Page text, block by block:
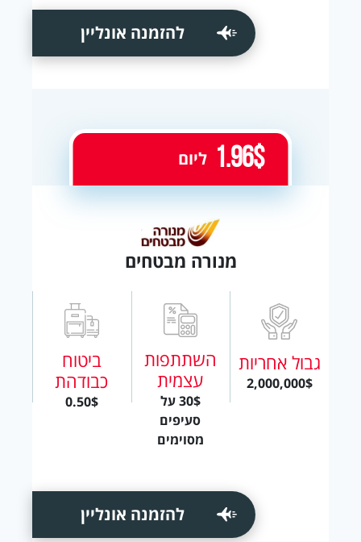
להזמנה אונליין
מנורה מבטחים
גבול אחריות
2,000,000$
השתתפות
עצמית
30$ על
סעיפים
מסוימים
ביטוח
כבודהת
0.50$
1.96$ ליום
להזמנה אונליין